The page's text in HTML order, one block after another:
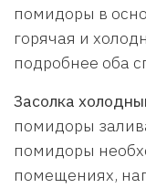
помидоры в
горячая и
подробнее оба
Засолка
помидоры
помидоры
помещениях,